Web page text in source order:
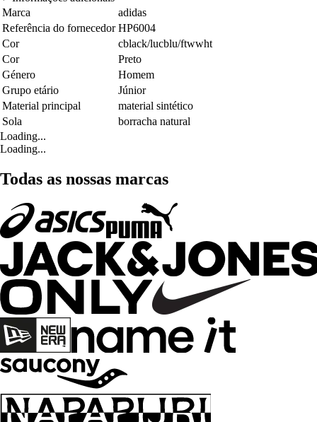
Marca
adidas
Referência do fornecedor HP6004
Cor
cblack/lucblu/ftwwht
Cor
Preto
Género
Homem
Grupo etário
Júnior
Material principal
material sintético
Sola
borracha natural
Loading...
Loading...
Todas as nossas marcas